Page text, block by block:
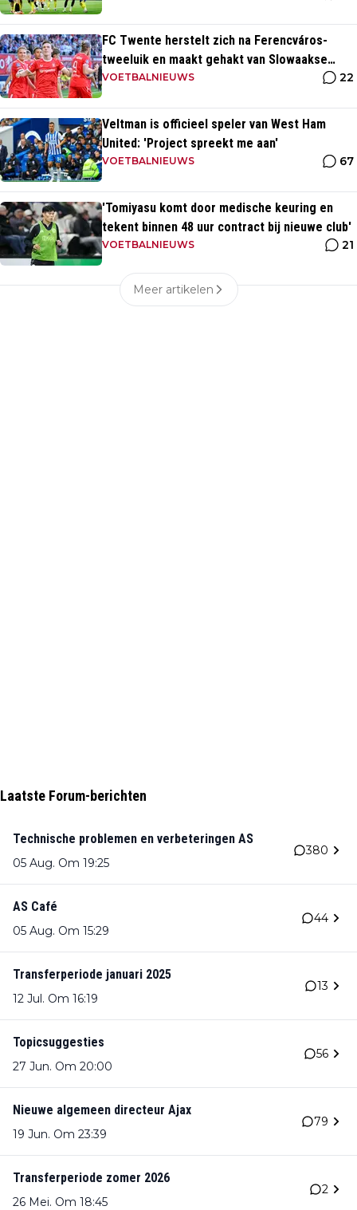
FC Twente herstelt zich na Ferencváros-
tweeluik en maakt gehakt van Slowaakse
opponent
VOETBALNIEUWS 22
Veltman is officieel speler van West Ham
United: 'Project spreekt me aan'
VOETBALNIEUWS 67
'Tomiyasu komt door medische keuring en
tekent binnen 48 uur contract bij nieuwe club'
VOETBALNIEUWS 21
Meer artikelen
Laatste Forum-berichten
Technische problemen en verbeteringen AS
05 Aug. Om 19:25
380
AS Café
05 Aug. Om 15:29
44
Transferperiode januari 2025
12 Jul. Om 16:19
13
Topicsuggesties
27 Jun. Om 20:00
56
Nieuwe algemeen directeur Ajax
19 Jun. Om 23:39
79
Transferperiode zomer 2026
26 Mei. Om 18:45
2